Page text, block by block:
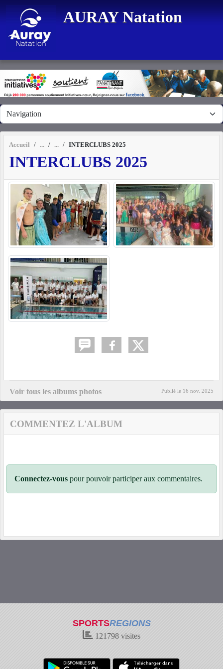
AURAY Natation
Accueil INTERCLUBS 2025
INTERCLUBS 2025
Voir tous les albums photos Publié le 16 nov. 2025
COMMENTEZ L'ALBUM
Connectez-vous pour pouvoir participer aux commentaires.
SPORTSREGIONS
121798 visites
Panneau de gestion des cookies